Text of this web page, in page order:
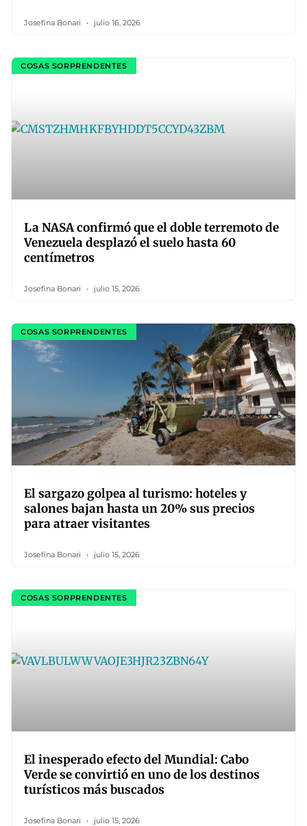
Josefina Bonari julio 16, 2026
COSAS SORPRENDENTES
La NASA confirmó que el doble terremoto de
Venezuela desplazó el suelo hasta 60
centímetros
Josefina Bonari julio 15, 2026
COSAS SORPRENDENTES
El sargazo golpea al turismo: hoteles y
salones bajan hasta un 20% sus precios
para atraer visitantes
Josefina Bonari julio 15, 2026
COSAS SORPRENDENTES
El inesperado efecto del Mundial: Cabo
Verde se convirtió en uno de los destinos
turísticos más buscados
Josefina Bonari julio 15, 2026